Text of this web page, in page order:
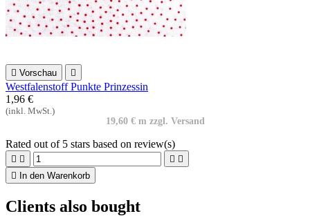
 Vorschau 
Westfalenstoff Punkte Prinzessin
1,96 €
(inkl. MwSt.)
19,60 € m zzgl. Versand
Rated out of 5 stars based on review(s)
   

In den Warenkorb
Clients also bought